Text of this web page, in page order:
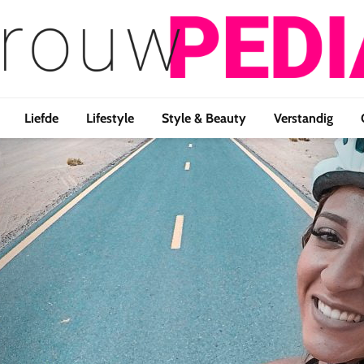
Liefde Lifestyle Style & Beauty Verstandig